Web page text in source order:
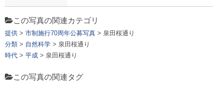
この写真の関連カテゴリ
提供 > 市制施行70周年公募写真 > 泉田桜通り
分類 > 自然科学 > 泉田桜通り
時代 > 平成 > 泉田桜通り
この写真の関連タグ